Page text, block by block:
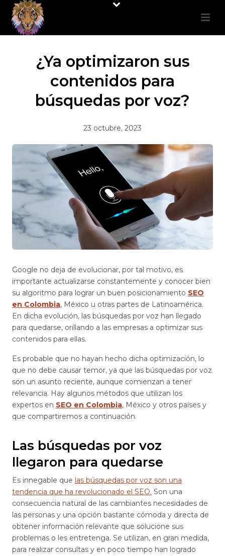
¿Ya optimizaron sus
contenidos para
búsquedas por voz?
23 octubre, 2023
Google no deja de evolucionar, por tal motivo, es
importante actualizarse constantemente y conocer bien
su algoritmo para lograr un buen posicionamiento SEO
en Colombia, México u otras partes de Latinoamérica.
En dicha evolución, las búsquedas por voz han llegado
para quedarse, orillando a las empresas a optimizar sus
contenidos para ellas.
Es probable que no hayan hecho dicha optimización, lo
que no debe causar temor, ya que las búsquedas por voz
son un asunto reciente, aunque comienzan a tener
relevancia. Hay algunos métodos que utilizan los
expertos en SEO en Colombia, México y otros países y
que compartiremos a continuación.
Las búsquedas por voz
llegaron para quedarse
Es innegable que las búsquedas por voz son una
tendencia que ha revolucionado el SEO. Son una
consecuencia natural de las cambiantes necesidades de
las personas y una opción bastante cómoda y directa de
obtener información relevante que solucione sus
problemas o les entretenga. Se utilizan, en gran medida,
para realizar consultas y en poco tiempo han logrado